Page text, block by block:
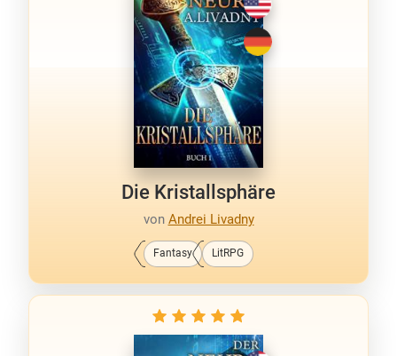
Die Kristallsphäre
von Andrei Livadny
Fantasy LitRPG